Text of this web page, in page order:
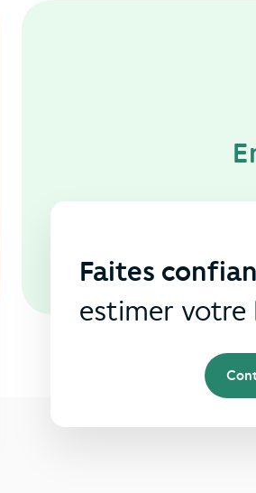
Faites
estimer votre